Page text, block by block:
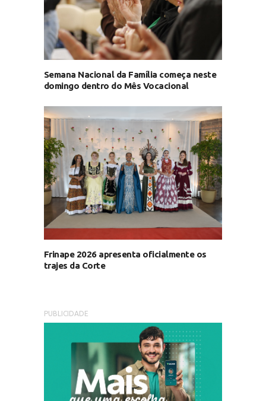
Semana Nacional da Família começa neste
domingo dentro do Mês Vocacional
Frinape 2026 apresenta oficialmente os
trajes da Corte
PUBLICIDADE